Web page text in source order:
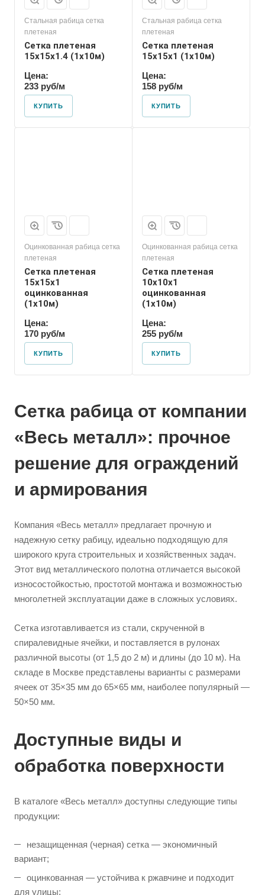
Стальная рабица сетка
плетеная
Сетка плетеная
15х15х1.4 (1х10м)
Цена:
233 руб/м
КУПИТЬ
Стальная рабица сетка
плетеная
Сетка плетеная
15х15х1 (1х10м)
Цена:
158 руб/м
КУПИТЬ
Оцинкованная рабица сетка
плетеная
Сетка плетеная
15х15х1
оцинкованная
(1х10м)
Цена:
170 руб/м
КУПИТЬ
Оцинкованная рабица сетка
плетеная
Сетка плетеная
10х10х1
оцинкованная
(1х10м)
Цена:
255 руб/м
КУПИТЬ
Сетка рабица от компании
«Весь металл»: прочное
решение для ограждений
и армирования
Компания «Весь металл» предлагает прочную и
надежную сетку рабицу, идеально подходящую для
широкого круга строительных и хозяйственных задач.
Этот вид металлического полотна отличается высокой
износостойкостью, простотой монтажа и возможностью
многолетней эксплуатации даже в сложных условиях.
Сетка изготавливается из стали, скрученной в
спиралевидные ячейки, и поставляется в рулонах
различной высоты (от 1,5 до 2 м) и длины (до 10 м). На
складе в Москве представлены варианты с размерами
ячеек от 35×35 мм до 65×65 мм, наиболее популярный —
50×50 мм.
Доступные виды и
обработка поверхности
В каталоге «Весь металл» доступны следующие типы
продукции:
незащищенная (черная) сетка — экономичный
вариант;
оцинкованная — устойчива к ржавчине и подходит
для улицы;